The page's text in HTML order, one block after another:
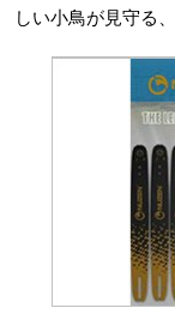
しい小鳥が見守る